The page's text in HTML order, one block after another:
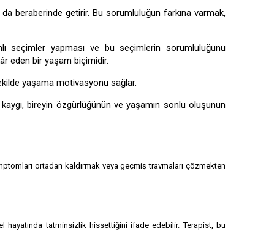
beraberinde getirir. Bu sorumluluğun farkına varmak,
seçimler yapması ve bu seçimlerin sorumluluğunu
eden bir yaşam biçimidir.
yaşama motivasyonu sağlar.
bireyin özgürlüğünün ve yaşamın sonlu oluşunun
ortadan kaldırmak veya geçmiş travmaları çözmekten
hayatında tatminsizlik hissettiğini ifade edebilir. Terapist, bu